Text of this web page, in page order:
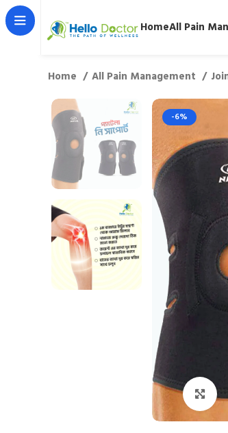
HomeAll Pain
Home All Pain Management
-6%